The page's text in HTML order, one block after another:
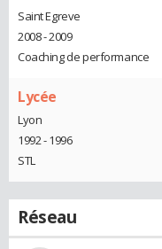
Saint Egreve
2008 - 2009
Coaching de performance
Lycée
Lyon
1992 - 1996
STL
Réseau